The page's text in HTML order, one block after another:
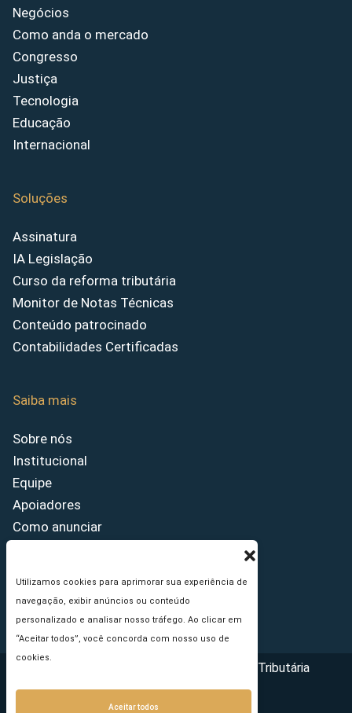
Utilizamos cookies para aprimorar sua experiência de
navegação, exibir anúncios ou conteúdo
personalizado e analisar nosso tráfego. Ao clicar em
“Aceitar todos”, você concorda com nosso uso de
cookies.
Aceitar todos
Negócios
Como anda o mercado
Congresso
Justiça
Tecnologia
Educação
Internacional
Soluções
Assinatura
IA Legislação
Curso da reforma tributária
Monitor de Notas Técnicas
Conteúdo patrocinado
Contabilidades Certificadas
Saiba mais
Sobre nós
Institucional
Equipe
Apoiadores
Como anunciar
Princípios Editoriais
Copyright © 2026 - Portal da Reforma Tributária